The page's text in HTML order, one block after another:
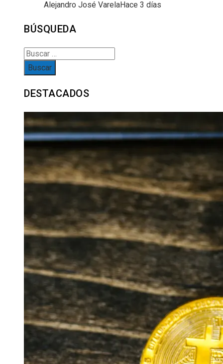
Alejandro José VarelaHace 3 días
BÚSQUEDA
Buscar:
DESTACADOS